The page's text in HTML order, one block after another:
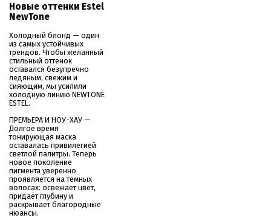
Новые оттенки Estel
NewTone
Холодный блонд — один
из самых устойчивых
трендов. Чтобы желанный
стильный оттенок
оставался безупречно
ледяным, свежим и
сияющим, мы усилили
холодную линию NEWTONE
ESTEL.
ПРЕМЬЕРА И НОУ-ХАУ —
Долгое время
тонирующая маска
оставалась привилегией
светлой палитры. Теперь
новое поколение
пигмента уверенно
проявляется на тёмных
волосах: освежает цвет,
придаёт глубину и
раскрывает благородные
нюансы.